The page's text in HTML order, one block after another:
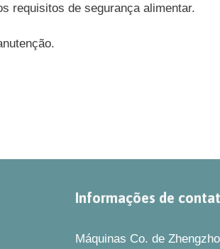
requisitos de segurança alimentar.
Informações de
Máquinas Co. de